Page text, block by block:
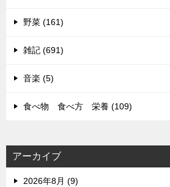
野菜 (161)
雑記 (691)
音楽 (5)
食べ物 食べ方 栄養 (109)
アーカイブ
2026年8月 (9)